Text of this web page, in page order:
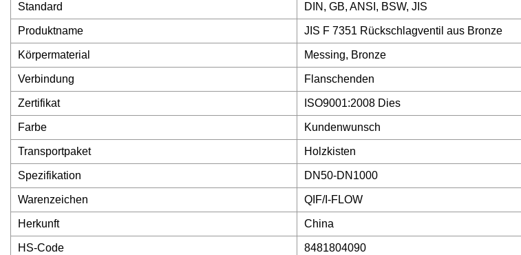
Standard DIN, GB, ANSI, BSW, JIS
Produktname JIS F 7351 Rückschlagventil aus Bronze
Körpermaterial Messing, Bronze
Verbindung Flanschenden
Zertifikat ISO9001:2008 Dies
Farbe Kundenwunsch
Transportpaket Holzkisten
Spezifikation DN50-DN1000
Warenzeichen QIF/I-FLOW
Herkunft China
HS-Code 8481804090